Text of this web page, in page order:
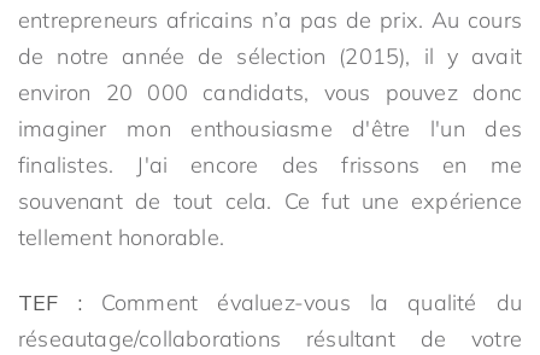
entrepreneurs africains n’a pas de prix. Au cours
de notre année de sélection (2015), il y avait
environ 20 000 candidats, vous pouvez donc
imaginer mon enthousiasme d'être l'un des
finalistes. J'ai encore des frissons en me
souvenant de tout cela. Ce fut une expérience
tellement honorable.
TEF : Comment évaluez-vous la qualité du
réseautage/collaborations résultant de votre